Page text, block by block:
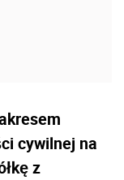
cywilnej na
z